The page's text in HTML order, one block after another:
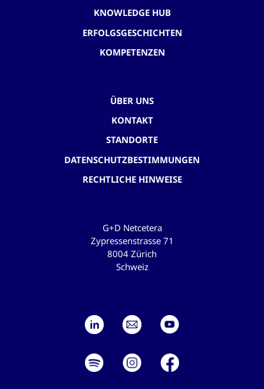
KNOWLEDGE HUB
ERFOLGSGESCHICHTEN
KOMPETENZEN
ÜBER UNS
KONTAKT
STANDORTE
DATENSCHUTZBESTIMMUNGEN
RECHTLICHE HINWEISE
G+D Netcetera
Zypressenstrasse 71
8004 Zürich
Schweiz